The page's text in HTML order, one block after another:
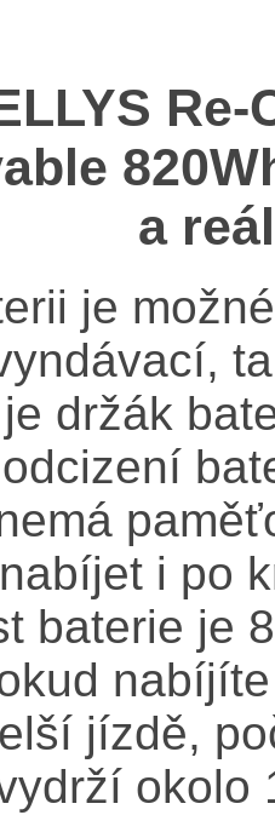
a
je
držák
i po
baterie je
jízdě,
okolo